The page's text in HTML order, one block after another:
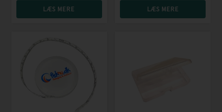
LÆS MERE LÆS MERE